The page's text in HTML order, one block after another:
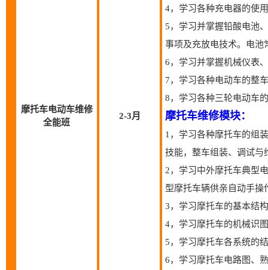
摩托车电动车维修
全能班
2-3月
4，学习各种充电器的使
5，学习并掌握铅酸电池
事项及充放电技术。电池
6，学习并掌握机械仪表
7，学习各种电动车的整
8，学习各种三轮电动车
摩托车维修模块：
1，学习各种摩托车的组
技能，整车组装、调试与
2，学习中外摩托车典型
型摩托车辆供亲自动手操
3，学习摩托车的基本结
4，学习摩托车的机械识
5，学习摩托车各系统的
6，学习摩托车电路图、